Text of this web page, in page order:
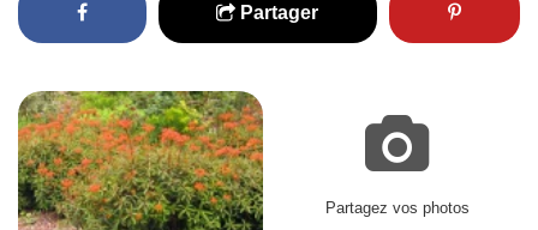
Partager
Partagez vos photos